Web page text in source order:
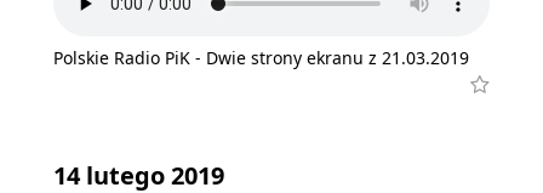
Polskie Radio PiK - Dwie strony ekranu z 21.03.2019
14 lutego 2019